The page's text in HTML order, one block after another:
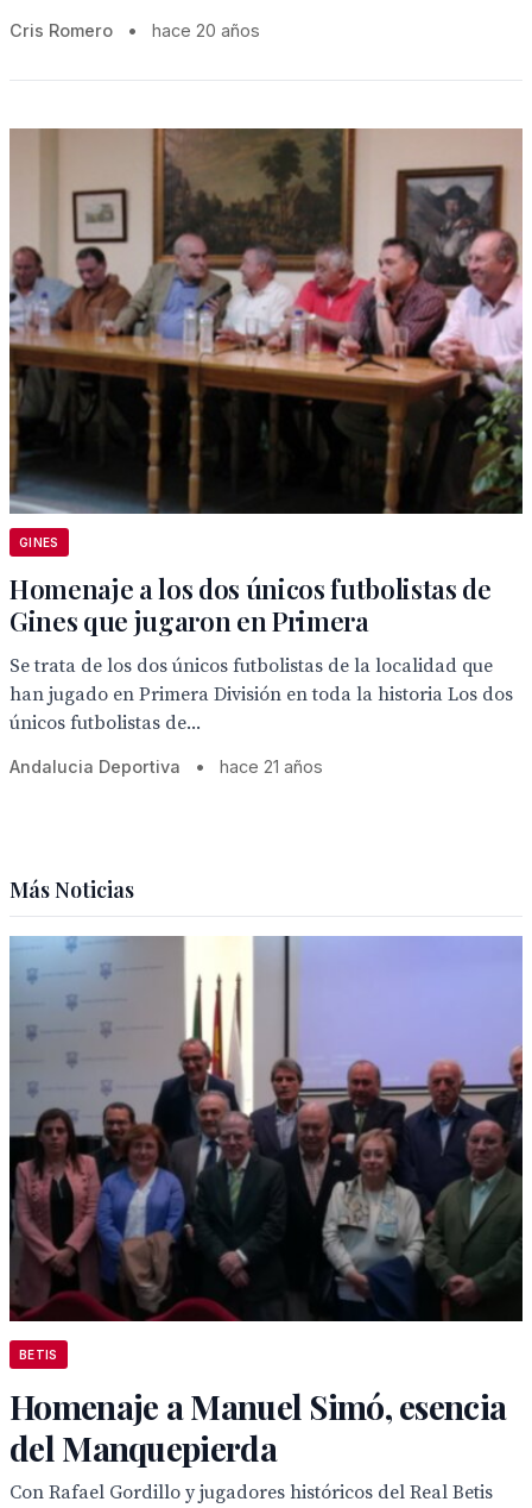
Cris Romero • hace 20 años
GINES
Homenaje a los dos únicos futbolistas de
Gines que jugaron en Primera
Se trata de los dos únicos futbolistas de la localidad que
han jugado en Primera División en toda la historia Los dos
únicos futbolistas de...
Andalucia Deportiva • hace 21 años
Más Noticias
BETIS
Homenaje a Manuel Simó, esencia
del Manquepierda
Con Rafael Gordillo y jugadores históricos del Real Betis